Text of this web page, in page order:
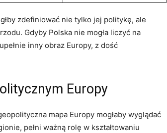
zdefiniować‌ nie tylko jej politykę, ale
Gdyby Polska nie mogła liczyć na
inny obraz ⁢Europy, z dość
Europy
mapa Europy mogłaby‍ wyglądać
pełni⁣ ważną ⁣rolę w kształtowaniu⁢